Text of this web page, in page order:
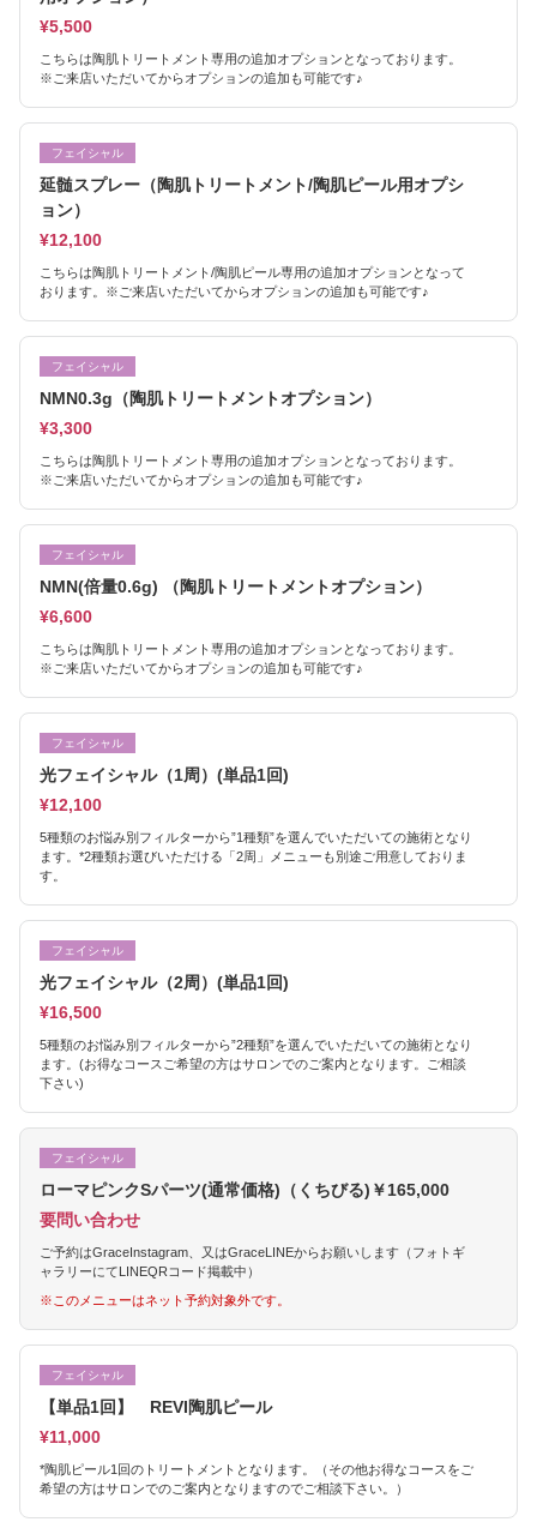
¥5,500
こちらは陶肌トリートメント専用の追加オプションとなっております。
※ご来店いただいてからオプションの追加も可能です♪
フェイシャル
延髄スプレー（陶肌トリートメント/陶肌ピール用オプシ
ョン）
¥12,100
こちらは陶肌トリートメント/陶肌ピール専用の追加オプションとなって
おります。※ご来店いただいてからオプションの追加も可能です♪
フェイシャル
NMN0.3g（陶肌トリートメントオプション）
¥3,300
こちらは陶肌トリートメント専用の追加オプションとなっております。
※ご来店いただいてからオプションの追加も可能です♪
フェイシャル
NMN(倍量0.6g) （陶肌トリートメントオプション）
¥6,600
こちらは陶肌トリートメント専用の追加オプションとなっております。
※ご来店いただいてからオプションの追加も可能です♪
フェイシャル
光フェイシャル（1周）(単品1回)
¥12,100
5種類のお悩み別フィルターから”1種類”を選んでいただいての施術となり
ます。*2種類お選びいただける「2周」メニューも別途ご用意しておりま
す。
フェイシャル
光フェイシャル（2周）(単品1回)
¥16,500
5種類のお悩み別フィルターから”2種類”を選んでいただいての施術となり
ます。(お得なコースご希望の方はサロンでのご案内となります。ご相談
下さい)
フェイシャル
ローマピンクSパーツ(通常価格)（くちびる)￥165,000
要問い合わせ
ご予約はGraceInstagram、又はGraceLINEからお願いします（フォトギ
ャラリーにてLINEQRコード掲載中）
※このメニューはネット予約対象外です。
フェイシャル
【単品1回】 REVI陶肌ピール
¥11,000
*陶肌ピール1回のトリートメントとなります。（その他お得なコースをご
希望の方はサロンでのご案内となりますのでご相談下さい。）